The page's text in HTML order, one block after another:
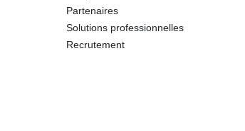
Partenaires
Solutions professionnelles
Recrutement